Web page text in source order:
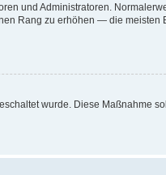
und Administratoren.
Rang zu erhöhen — die meisten
wurde. Diese Maßnahme